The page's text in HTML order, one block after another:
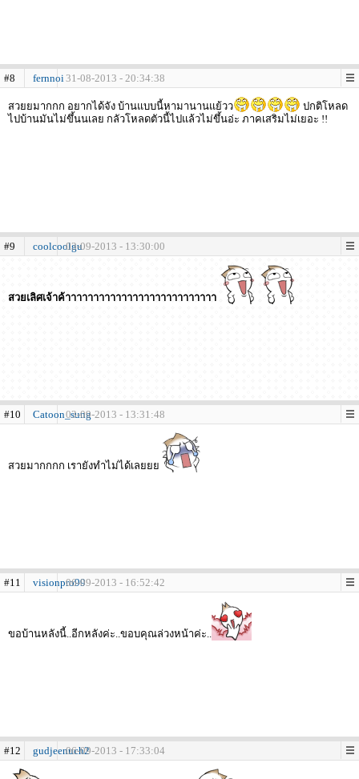
#8 fernnoi31-08-2013 - 20:34:38
สวยยมากกก อยากได้จัง บ้านแบบนี้หามานานแย้วว
ปกติโหลด
ไปบ้านมันไม่ขึ้นนเลย กลัวโหลดตัวนี้ไปแล้วไม่ขึ้นอ่ะ ภาคเสริมไม่เยอะ !!
#9 coolcoolgu03-09-2013 - 13:30:00
สวยเลิศเจ้าค้าาาาาาาาาาาาาาาาาาาาาาาาาาา
#10 Catoon_sung03-09-2013 - 13:31:48
สวยมากกกก เรายังทำไม่ได้เลยยย
#11 visionpro9906-09-2013 - 16:52:42
ขอบ้านหลังนี้..อีกหลังค่ะ..ขอบคุณล่วงหน้าค่ะ..
#12 gudjeenuch206-09-2013 - 17:33:04